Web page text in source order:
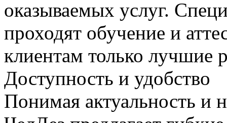
оказываемых услуг.
проходят обучение и
клиентам только лучшие
Доступность и удобство
Понимая актуальность и